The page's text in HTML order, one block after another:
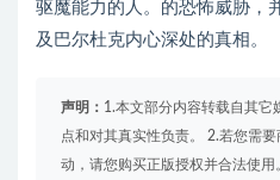
驱魔能力的人。的恐怖威胁，
及巴尔杜克内心深处的真相。
声明： 1.本文部分内容转载自其它
点和对其真实性负责。 2.若您需
动，请您购买正版授权并合法使